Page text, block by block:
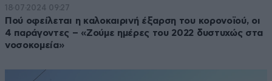
18·07·2024 09:27
Πού οφείλεται η καλοκαιρινή έξαρση του κορονοϊού, οι
4 παράγοντες – «Ζούμε ημέρες του 2022 δυστυχώς στα
νοσοκομεία»